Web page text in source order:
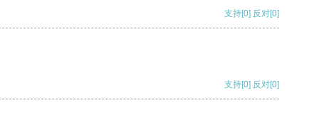
支持[0] 反对[0]
支持[0] 反对[0]